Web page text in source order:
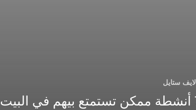
لايف ستايل
7 أنشطة ممكن تستمتع بيهم في البيت